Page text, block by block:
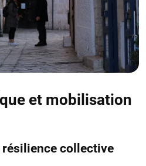
et mobilisation
collective